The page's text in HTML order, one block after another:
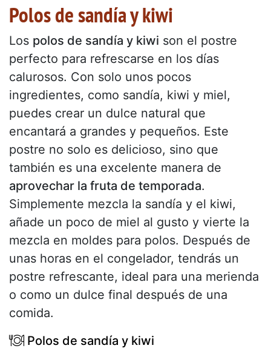
Polos de sandía y kiwi
Los polos de sandía y kiwi son el postre
perfecto para refrescarse en los días
calurosos. Con solo unos pocos
ingredientes, como sandía, kiwi y miel,
puedes crear un dulce natural que
encantará a grandes y pequeños. Este
postre no solo es delicioso, sino que
también es una excelente manera de
aprovechar la fruta de temporada.
Simplemente mezcla la sandía y el kiwi,
añade un poco de miel al gusto y vierte la
mezcla en moldes para polos. Después de
unas horas en el congelador, tendrás un
postre refrescante, ideal para una merienda
o como un dulce final después de una
comida.
Polos de sandía y kiwi